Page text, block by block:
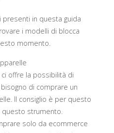
in questa guida
i modelli di blocca
momento.
offre la possibilità di
di comprare un
Il consiglio è per questo
strumento.
solo da ecommerce